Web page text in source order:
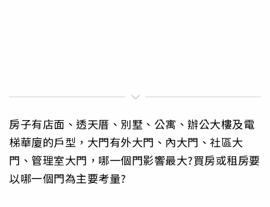
房子有店面、透天厝、別墅、公寓、辦公大樓及電
梯華廈的戶型，大門有外大門、內大門、社區大
門、管理室大門，哪一個門影響最大?買房或租房要
以哪一個門為主要考量?